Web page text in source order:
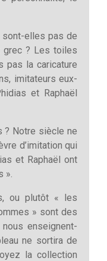
elles pas de
grec ? Les toiles
pas la caricature
imitateurs eux-
et Raphaël
? Notre siècle ne
d’imitation qui
et Raphaël ont
».
ou plutôt « les
» sont des
enseignent-
ne sortira de
la collection